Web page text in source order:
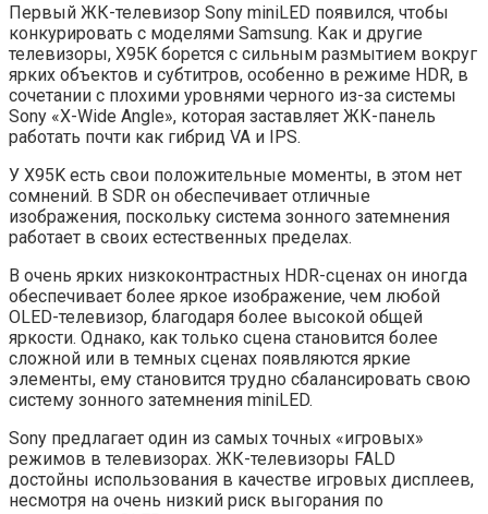
Первый ЖК-телевизор Sony miniLED появился, чтобы
конкурировать с моделями Samsung. Как и другие
телевизоры, X95K борется с сильным размытием вокруг
ярких объектов и субтитров, особенно в режиме HDR, в
сочетании с плохими уровнями черного из-за системы
Sony «X-Wide Angle», которая заставляет ЖК-панель
работать почти как гибрид VA и IPS.
У X95K есть свои положительные моменты, в этом нет
сомнений. В SDR он обеспечивает отличные
изображения, поскольку система зонного затемнения
работает в своих естественных пределах.
В очень ярких низкоконтрастных HDR-сценах он иногда
обеспечивает более яркое изображение, чем любой
OLED-телевизор, благодаря более высокой общей
яркости. Однако, как только сцена становится более
сложной или в темных сценах появляются яркие
элементы, ему становится трудно сбалансировать свою
систему зонного затемнения miniLED.
Sony предлагает один из самых точных «игровых»
режимов в телевизорах. ЖК-телевизоры FALD
достойны использования в качестве игровых дисплеев,
несмотря на очень низкий риск выгорания по